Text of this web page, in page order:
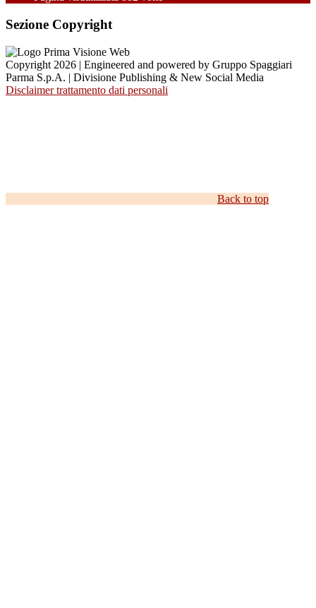
Sezione Copyright
Copyright 2026 | Engineered and powered by Gruppo Spaggiari
Parma S.p.A. | Divisione Publishing & New Social Media
Disclaimer trattamento dati personali
Back to top